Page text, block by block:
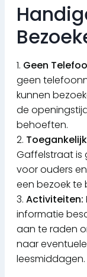
1. Geen
geen
kunnen
de
behoeften.
2.
Gaffelstraat is
voor ouders
een bezoek te
3. Activiteiten:
informatie
aan te raden
naar
leesmiddagen.